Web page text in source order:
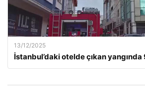
13/12/2025
İstanbul’daki otelde çıkan yangında